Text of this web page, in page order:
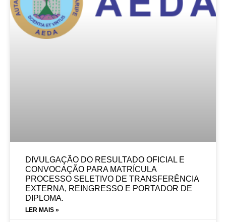
DIVULGAÇÃO DO RESULTADO OFICIAL E
CONVOCAÇÃO PARA MATRÍCULA
PROCESSO SELETIVO DE TRANSFERÊNCIA
EXTERNA, REINGRESSO E PORTADOR DE
DIPLOMA.
LER MAIS »